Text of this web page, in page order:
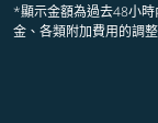
*顯示金額為過去48小
金、各類附加費用的調